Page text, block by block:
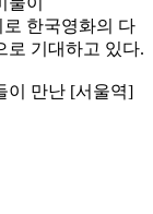
한국영화의 다
로 기대하고 있다.
이 만난 [서울역]